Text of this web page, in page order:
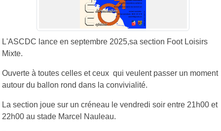
L'ASCDC lance en septembre 2025,sa section Foot Loisirs
Mixte.
Ouverte à toutes celles et ceux qui veulent passer un moment
autour du ballon rond dans la convivialité.
La section joue sur un créneau le vendredi soir entre 21h00 et
22h00 au stade Marcel Nauleau.